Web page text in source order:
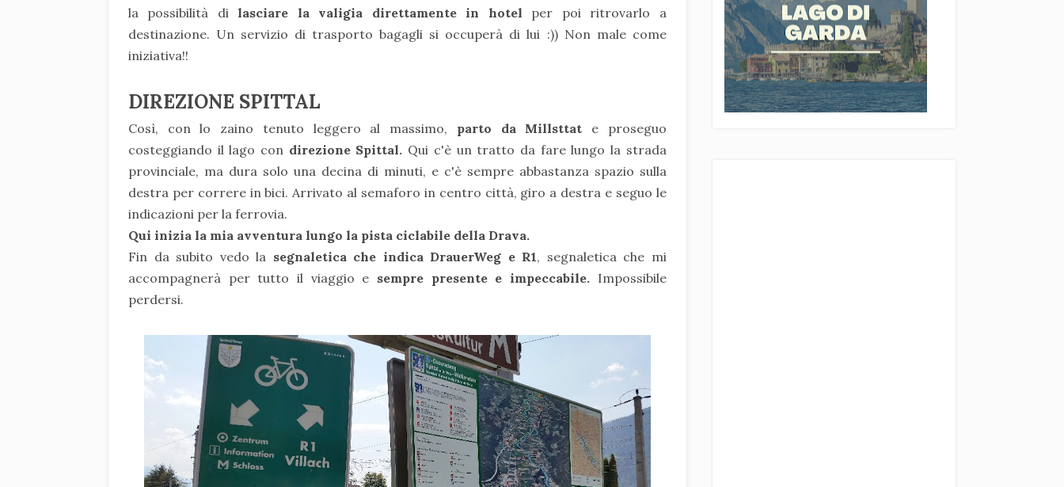
la possibilità di lasciare la valigia direttamente in hotel per poi ritrovarlo a
destinazione. Un servizio di trasporto bagagli si occuperà di lui :))Non male come
iniziativa!!
DIREZIONE SPITTAL
Così, con lo zaino tenuto leggero al massimo, parto da Millsttat e proseguo
costeggiando il lago con direzione Spittal. Qui c'è un tratto da fare lungo la strada
provinciale, ma dura solo una decina di minuti, e c'è sempre abbastanza spazio sulla
destra per correre in bici. Arrivato al semaforo in centro città, giro a destra e seguo le
indicazioni per la ferrovia.
Qui inizia la mia avventura lungo la pista ciclabile della Drava.
Fin da subito vedo la segnaletica che indica DrauerWeg e R1, segnaletica che mi
accompagnerà per tutto il viaggio e sempre presente e impeccabile. Impossibile
perdersi.